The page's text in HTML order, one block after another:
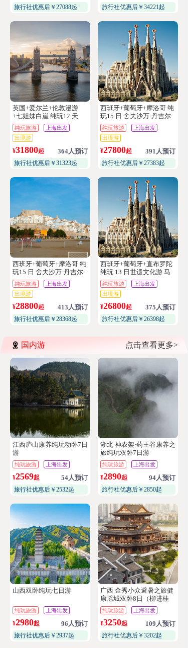
旅行社优惠后￥27088起 旅行社优惠后￥34221起
英国+爱尔兰+伦敦漫游
+七姐妹白崖 纯玩12 天
纯玩旅游
上海出发
出境游
¥31800起 364人预订
旅行社优惠后￥31323起
西班牙+葡萄牙+摩洛哥 纯
玩15 日 舍夫沙万·丹吉尔·
德图安·龙达·米哈斯·塞戈
维亚·辛特拉·罗卡角·阿威
罗·波尔图·里斯本
纯玩旅游
上海出发
出境游
¥27800起 391人预订
旅行社优惠后￥27383起
西班牙+葡萄牙+摩洛哥 纯
玩15 日 舍夫沙万·丹吉尔·
德图安·龙达·米哈斯·塞戈
维亚·辛特拉·罗卡角·阿威
罗·波尔图·里斯本
纯玩旅游
上海出发
出境游
¥28800起 413人预订
旅行社优惠后￥28368起
西班牙+葡萄牙+直布罗陀
纯玩 13 日世遗文化游 马
德里·巴塞罗那·辛特拉·里
斯本·米哈斯·波尔图·塞戈
维亚·托莱多
纯玩旅游
上海出发
出境游
¥26800起 375人预订
旅行社优惠后￥26398起
国内游 点击查看更多>
江西庐山康养纯玩动卧7日
游
纯玩旅游 上海出发
¥2569起 54人预订
旅行社优惠后￥2532起
湖北 神农架·药王谷康养之
旅纯玩双卧7日游
纯玩旅游 上海出发
¥2890起 94人预订
旅行社优惠后￥2850起
山西双卧纯玩七日游
纯玩旅游 上海出发
¥2980起 96人预订
旅行社优惠后￥2937起
广西 金秀小众避暑之旅健
康瑶城双卧8日（柳进桂
出）
纯玩旅游 上海出发
¥3250起 109人预订
旅行社优惠后￥3202起